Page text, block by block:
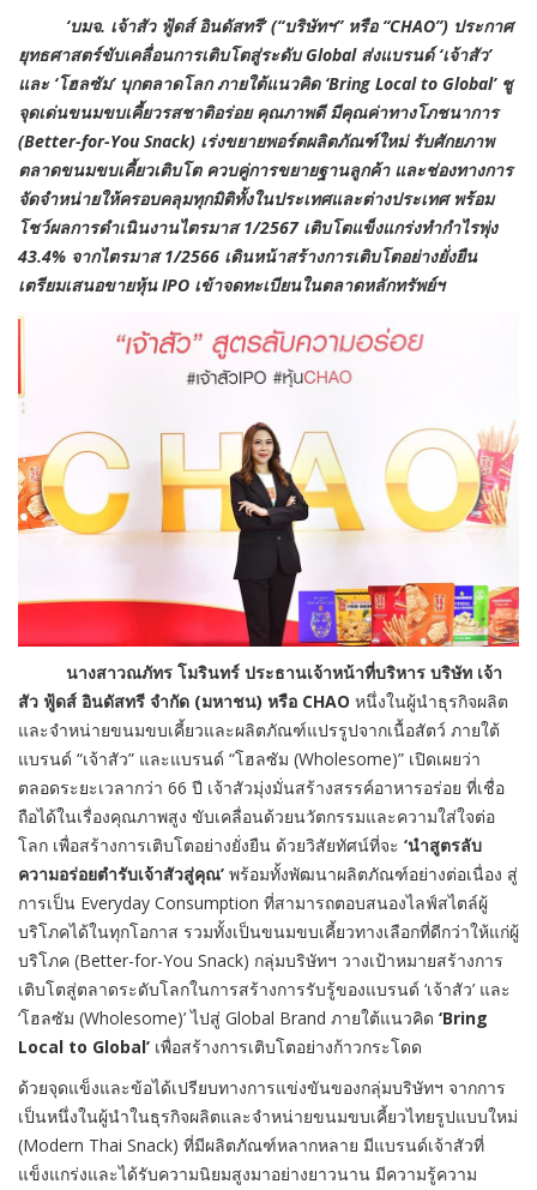
‘บมจ. เจ้าสัว ฟู้ดส์ อินดัสทรี’ (“บริษัทฯ” หรือ “CHAO”) ประกาศ
ยุทธศาสตร์ขับเคลื่อนการเติบโตสู่ระดับ Global ส่งแบรนด์ ‘เจ้าสัว’
และ ‘โฮลซัม’ บุกตลาดโลก ภายใต้แนวคิด ‘Bring Local to Global’ ชู
จุดเด่นขนมขบเคี้ยวรสชาติอร่อย คุณภาพดี มีคุณค่าทางโภชนาการ
(Better-for-You Snack) เร่งขยายพอร์ตผลิตภัณฑ์ใหม่ รับศักยภาพ
ตลาดขนมขบเคี้ยวเติบโต ควบคู่การขยายฐานลูกค้า และช่องทางการ
จัดจำหน่ายให้ครอบคลุมทุกมิติทั้งในประเทศและต่างประเทศ พร้อม
โชว์ผลการดำเนินงานไตรมาส 1/2567 เติบโตแข็งแกร่งทำกำไรพุ่ง
43.4% จากไตรมาส 1/2566 เดินหน้าสร้างการเติบโตอย่างยั่งยืน
เตรียมเสนอขายหุ้น IPO เข้าจดทะเบียนในตลาดหลักทรัพย์ฯ
นางสาวณภัทร โมรินทร์ ประธานเจ้าหน้าที่บริหาร บริษัท เจ้า
สัว ฟู้ดส์ อินดัสทรี จำกัด (มหาชน) หรือ CHAO หนึ่งในผู้นำธุรกิจผลิต
และจำหน่ายขนมขบเคี้ยวและผลิตภัณฑ์แปรรูปจากเนื้อสัตว์ ภายใต้
แบรนด์ “เจ้าสัว” และแบรนด์ “โฮลซัม (Wholesome)” เปิดเผยว่า
ตลอดระยะเวลากว่า 66 ปี เจ้าสัวมุ่งมั่นสร้างสรรค์อาหารอร่อย ที่เชื่อ
ถือได้ในเรื่องคุณภาพสูง ขับเคลื่อนด้วยนวัตกรรมและความใส่ใจต่อ
โลก เพื่อสร้างการเติบโตอย่างยั่งยืน ด้วยวิสัยทัศน์ที่จะ ‘นำสูตรลับ
ความอร่อยตำรับเจ้าสัวสู่คุณ’ พร้อมทั้งพัฒนาผลิตภัณฑ์อย่างต่อเนื่อง สู่
การเป็น Everyday Consumption ที่สามารถตอบสนองไลฟ์สไตล์ผู้
บริโภคได้ในทุกโอกาส รวมทั้งเป็นขนมขบเคี้ยวทางเลือกที่ดีกว่าให้แก่ผู้
บริโภค (Better-for-You Snack) กลุ่มบริษัทฯ วางเป้าหมายสร้างการ
เติบโตสู่ตลาดระดับโลกในการสร้างการรับรู้ของแบรนด์ ‘เจ้าสัว’ และ
‘โฮลซัม (Wholesome)’ ไปสู่ Global Brand ภายใต้แนวคิด ‘Bring
Local to Global’ เพื่อสร้างการเติบโตอย่างก้าวกระโดด
ด้วยจุดแข็งและข้อได้เปรียบทางการแข่งขันของกลุ่มบริษัทฯ จากการ
เป็นหนึ่งในผู้นำในธุรกิจผลิตและจำหน่ายขนมขบเคี้ยวไทยรูปแบบใหม่
(Modern Thai Snack) ที่มีผลิตภัณฑ์หลากหลาย มีแบรนด์เจ้าสัวที่
แข็งแกร่งและได้รับความนิยมสูงมาอย่างยาวนาน มีความรู้ความ